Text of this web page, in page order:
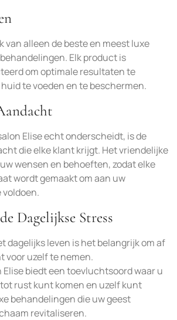
van alleen de beste en meest luxe
Elk product is
om optimale resultaten te
te voeden en te beschermen.
Elise echt onderscheidt, is de
die elke klant krijgt. Het vriendelijke
wensen en behoeften, zodat elke
wordt gemaakt om aan uw
Dagelijkse Stress
dagelijks leven is het belangrijk om af
voor uzelf te nemen.
biedt een toevluchtsoord waar u
rust kunt komen en uzelf kunt
behandelingen die uw geest
revitaliseren.